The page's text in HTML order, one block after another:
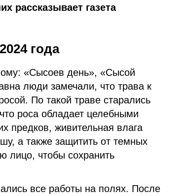
рассказывает газета
года
«Сысоев день», «Сысой
люди замечали, что трава к
По такой траве старались
роса обладает целебными
предков, живительная влага
а также защитить от темных
лицо, чтобы сохранить
все работы на полях. После